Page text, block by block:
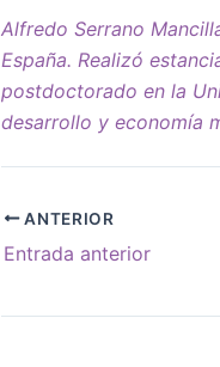
Alfredo Serrano
España. Realizó
postdoctorado en la
desarrollo y economía
ANTERIOR
Entrada anterior